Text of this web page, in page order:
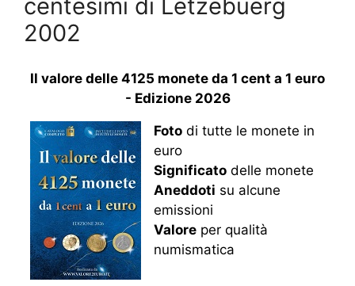
centesimi di Lëtzebuerg
2002
Il valore delle 4125 monete da 1 cent a 1 euro
- Edizione 2026
Foto di tutte le monete in
euro
Significato delle monete
Aneddoti su alcune
emissioni
Valore per qualità
numismatica